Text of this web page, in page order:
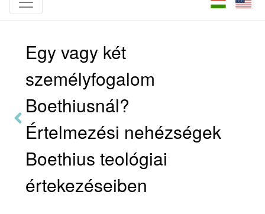
Egy vagy két
személyfogalom
Boethiusnál?
Értelmezési nehézségek
Boethius teológiai
értekezéseiben